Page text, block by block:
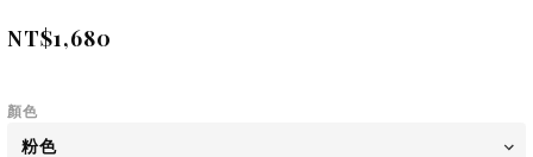
NT$1,680
顏色